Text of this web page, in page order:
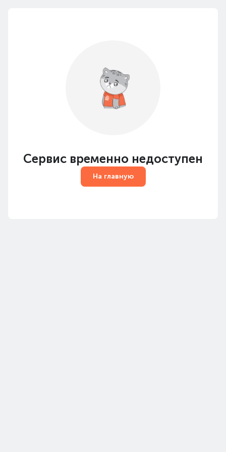
Сервис временно недоступен
На главную